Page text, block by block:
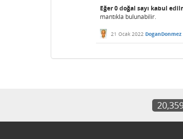
Eğer 0 doğal sayı kabul
mantıkla bulunabilir.
21 Ocak 2022 DoganDonmez